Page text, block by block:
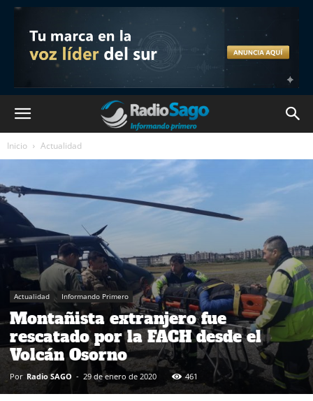
Inicio Actualidad
Actualidad Informando Primero
Montañista extranjero fue
rescatado por la FACH desde el
Volcán Osorno
Por Radio SAGO - 29 de enero de 2020 461